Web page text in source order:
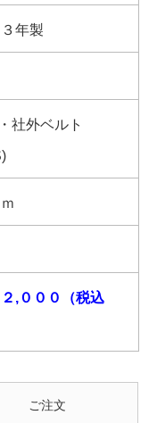
年製
社外ベルト
,０００（税込
ご注文